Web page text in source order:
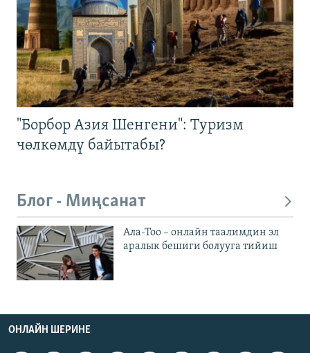
"Борбор Азия Шенгени": Туризм
чөлкөмдү байытабы?
Блог - Миңсанат
Ала-Тоо – онлайн таалимдин эл
аралык бешиги болууга тийиш
ОНЛАЙН ШЕРИНЕ